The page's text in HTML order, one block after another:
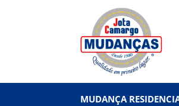
MUDANÇA